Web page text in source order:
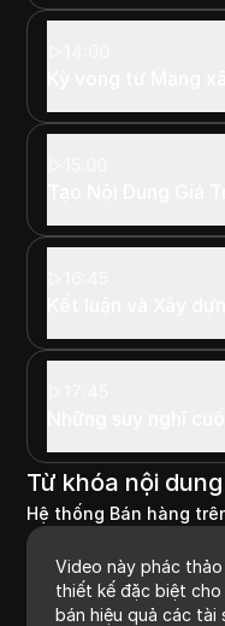
Từ khóa nội dung
Hệ thống Bán hàng
Video này phác
thiết kế đặc biệt
bán hiệu quả các tài